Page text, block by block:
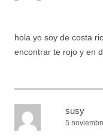
hola yo soy de costa
encontrar te rojo y en
susy
5